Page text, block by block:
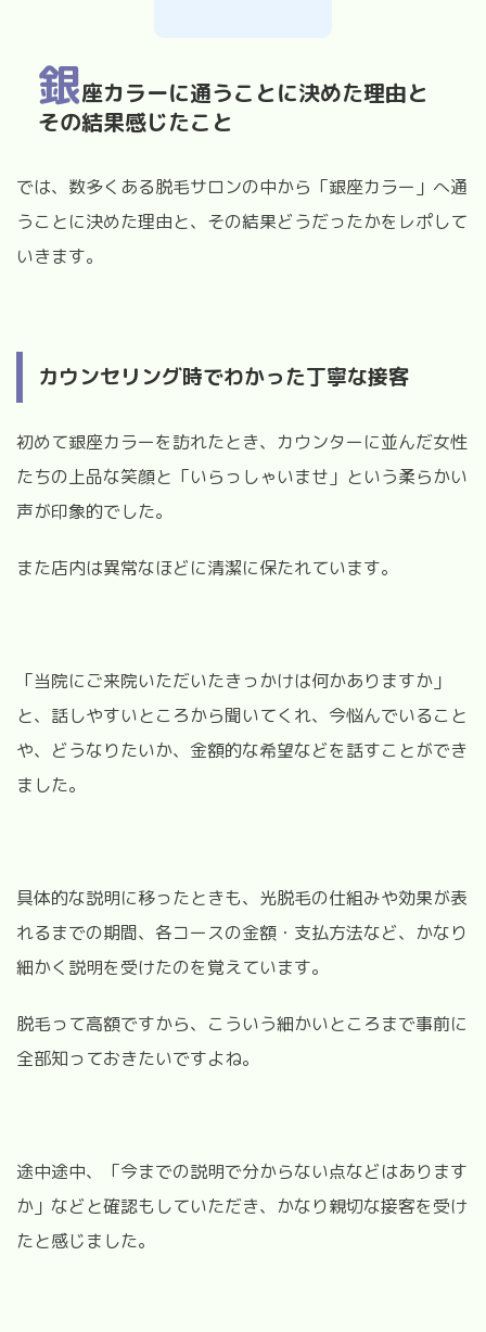
銀座カラーに通うことに決めた理由と
その結果感じたこと
では、数多くある脱毛サロンの中から「銀座カラー」へ通
うことに決めた理由と、その結果どうだったかをレポして
いきます。
カウンセリング時でわかった丁寧な接客
初めて銀座カラーを訪れたとき、カウンターに並んだ女性
たちの上品な笑顔と「いらっしゃいませ」という柔らかい
声が印象的でした。
また店内は異常なほどに清潔に保たれています。
「当院にご来院いただいたきっかけは何かありますか」
と、話しやすいところから聞いてくれ、今悩んでいること
や、どうなりたいか、金額的な希望などを話すことができ
ました。
具体的な説明に移ったときも、光脱毛の仕組みや効果が表
れるまでの期間、各コースの金額・支払方法など、かなり
細かく説明を受けたのを覚えています。
脱毛って高額ですから、こういう細かいところまで事前に
全部知っておきたいですよね。
途中途中、「今までの説明で分からない点などはあります
か」などと確認もしていただき、かなり親切な接客を受け
たと感じました。